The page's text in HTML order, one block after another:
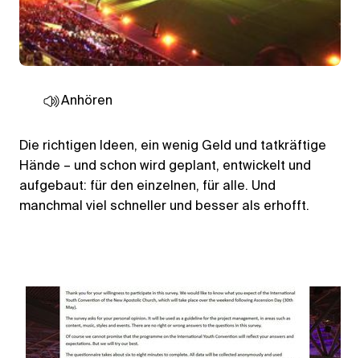
Anhören
Die richtigen Ideen, ein wenig Geld und tatkräftige
Hände – und schon wird geplant, entwickelt und
aufgebaut: für den einzelnen, für alle. Und
manchmal viel schneller und besser als erhofft.